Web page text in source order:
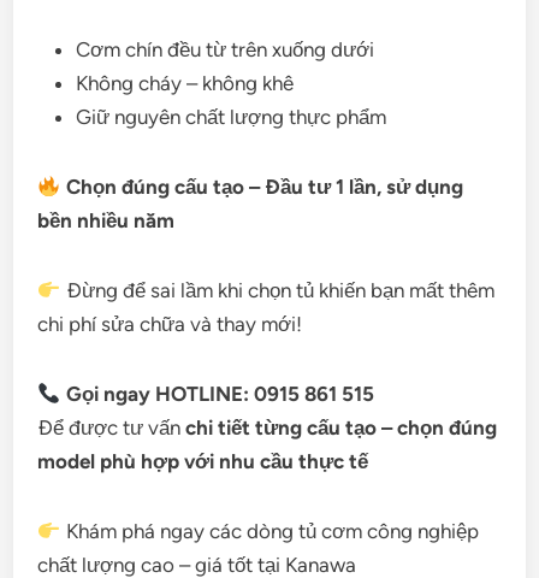
Cơm chín đều từ trên xuống dưới
Không cháy – không khê
Giữ nguyên chất lượng thực phẩm
Chọn đúng cấu tạo – Đầu tư 1 lần, sử dụng
bền nhiều năm
Đừng để sai lầm khi chọn tủ khiến bạn mất thêm
chi phí sửa chữa và thay mới!
Gọi ngay HOTLINE: 0915 861 515
Để được tư vấnchi tiết từng cấu tạo – chọn đúng
model phù hợp với nhu cầu thực tế
Khám phá ngay các dòng tủ cơm công nghiệp
chất lượng cao – giá tốt tại Kanawa